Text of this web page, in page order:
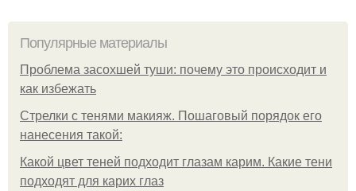
Популярные материалы
Проблема засохшей туши: почему это происходит и
как избежать
Стрелки с тенями макияж. Пошаговый порядок его
нанесения такой:
Какой цвет теней подходит глазам карим. Какие тени
подходят для карих глаз